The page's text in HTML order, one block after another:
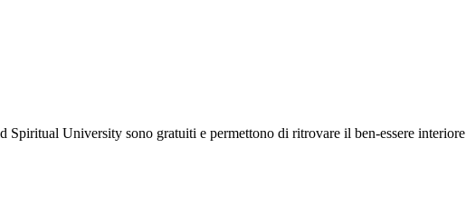
University sono gratuiti e permettono di ritrovare il ben-essere interiore